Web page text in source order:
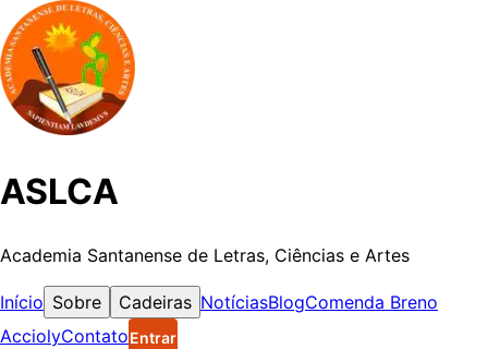
ASLCA
Academia Santanense de Letras, Ciências e Artes
Início Sobre Cadeiras NotíciasBlogComenda Breno
AcciolyContatoEntrar